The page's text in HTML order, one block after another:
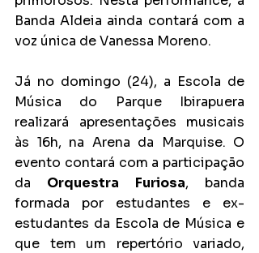
Banda Aldeia ainda contará com a
voz única de Vanessa Moreno.
Já no domingo (24), a Escola de
Música do Parque Ibirapuera
realizará apresentações musicais
às 16h, na Arena da Marquise. O
evento contará com a participação
da Orquestra Furiosa, banda
formada por estudantes e ex-
estudantes da Escola de Música e
que tem um repertório variado,